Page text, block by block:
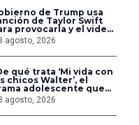
del
de Trump usa
de Taylor Swift
provocarla y el video
sin audio por
agosto, 2026
qué trata ‘Mi vida con
chicos Walter’, el
adolescente que
número 1 en Netflix?
agosto, 2026